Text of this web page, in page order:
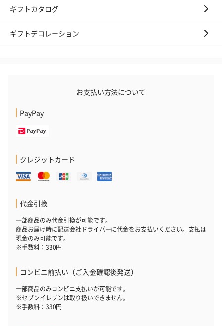
ギフトカタログ
ギフトデコレーション
お支払い方法について
PayPay
クレジットカード
代金引換
一部商品のみ代金引換が可能です。
商品お届け時に配送会社ドライバーに代金をお支払いください。支払は
現金のみ可能です。
※手数料：330円
コンビニ前払い（ご入金確認後発送）
一部商品のみコンビニ支払いが可能です。
※セブンイレブンは取り扱いできません。
※手数料：330円